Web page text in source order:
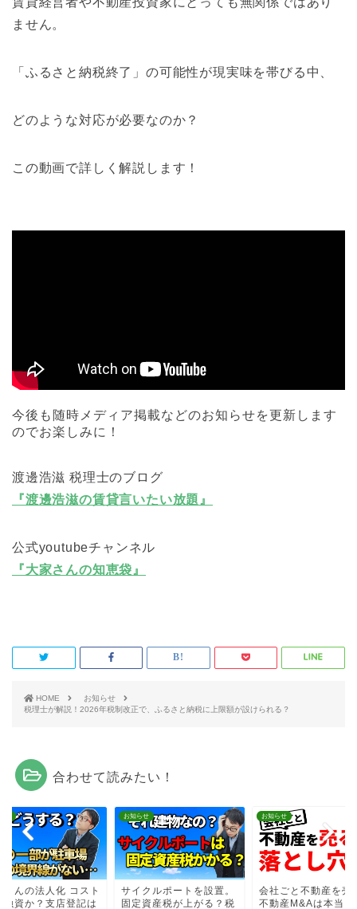
ません。
「ふるさと納税終了」の可能性が現実味を帯びる中、
どのような対応が必要なのか？
この動画で詳しく解説します！
今後も随時メディア掲載などのお知らせを更新します
のでお楽しみに！
渡邊浩滋 税理士のブログ
『渡邊浩滋の賃貸言いたい放題』
公式youtubeチャンネル
『大家さんの知恵袋』
HOME
お知らせ
税理士が解説！2026年税制改正で、ふるさと納税に上限額が設けられる？
合わせて読みたい！
さんの法人化 コスト
融資か？支店登記は
お知らせ
サイクルポートを設置。
固定資産税が上がる？税
お知らせ
会社ごと不動産を売
不動産M&Aは本当に